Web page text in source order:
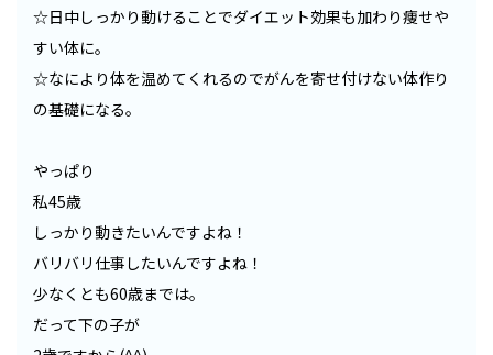
☆日中しっかり動けることでダイエット効果も加わり痩せや
すい体に。
☆なにより体を温めてくれるのでがんを寄せ付けない体作り
の基礎になる。
やっぱり
私45歳
しっかり動きたいんですよね！
バリバリ仕事したいんですよね！
少なくとも60歳までは。
だって下の子が